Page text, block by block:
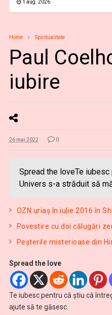
1 aug. 2026
Home Spiritualitate
Paul
iubire
26 mai 2022 0
Spread the loveTe
Univers s-a străduit să
OZN uriaş în iulie 2016 în
Povestire cu doi călugări
Peşterile misterioase din
Spread the love
Te iubesc pentru că ştiu că
ajute să te găsesc.